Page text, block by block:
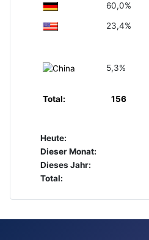
60,0%
23,4%
5,3%
Total: 156
Heute:
Dieser Monat:
Dieses Jahr:
Total: